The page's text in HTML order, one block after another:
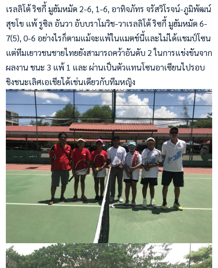
เรลลิโต้ ริซกี้ มูฮัมหมัด 2-6, 1-6, อาทิจภัทร จรัสวิโรจน์-ภูมิพัฒน์
สุขโข แพ้ รูซิล อันวา อับบราโมวิช-วาเรลลิโต้ ริซกี้ มูฮัมหมัด 6-
7(5), 0-6 อย่างไรก็ตามแม้จะแพ้ในแมตช์นี้และไม่ได้แชมป์โซน
แต่ทีมเยาวชนชายไทยยังสามารถคว้าอันดับ 2 ในการแข่งขันจาก
ผลงาน ชนะ 3 แพ้ 1 และ ผ่านเป็นตัวแทนโซนอาเซียนไปรอบ
ชิงชนะเลิศเอเชียได้เช่นเดียวกับทีมหญิง